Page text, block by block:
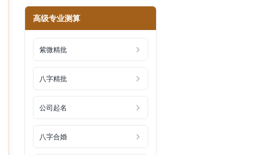
高级专业测算
紫微精批
八字精批
公司起名
八字合婚